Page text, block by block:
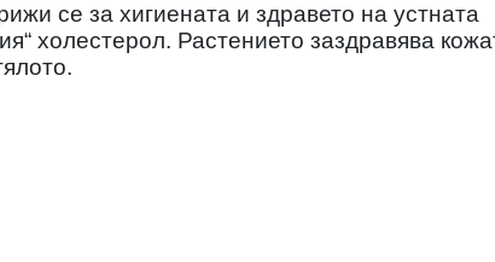
се за хигиената и здравето на устната
холестерол. Растението заздравява